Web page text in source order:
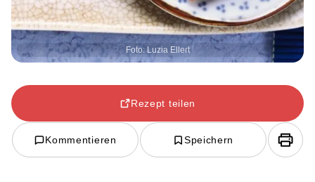
Foto: Luzia Ellert
Rezept teilen
Kommentieren Speichern